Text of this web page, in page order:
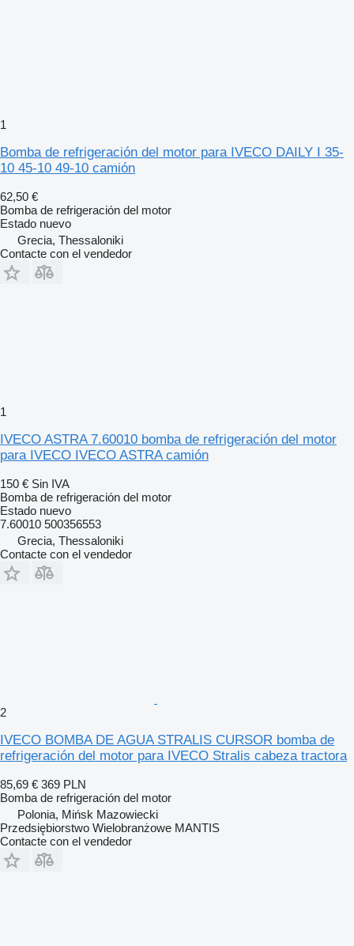
1
Bomba de refrigeración del motor para IVECO DAILY I 35-
10 45-10 49-10 camión
62,50 €
Bomba de refrigeración del motor
Estado nuevo
Grecia, Thessaloniki
Contacte con el vendedor
1
IVECO ASTRA 7.60010 bomba de refrigeración del motor
para IVECO IVECO ASTRA camión
150 € Sin IVA
Bomba de refrigeración del motor
Estado nuevo
7.60010 500356553
Grecia, Thessaloniki
Contacte con el vendedor
2
IVECO BOMBA DE AGUA STRALIS CURSOR bomba de
refrigeración del motor para IVECO Stralis cabeza tractora
85,69 € 369 PLN
Bomba de refrigeración del motor
Polonia, Mińsk Mazowiecki
Przedsiębiorstwo Wielobranżowe MANTIS
Contacte con el vendedor